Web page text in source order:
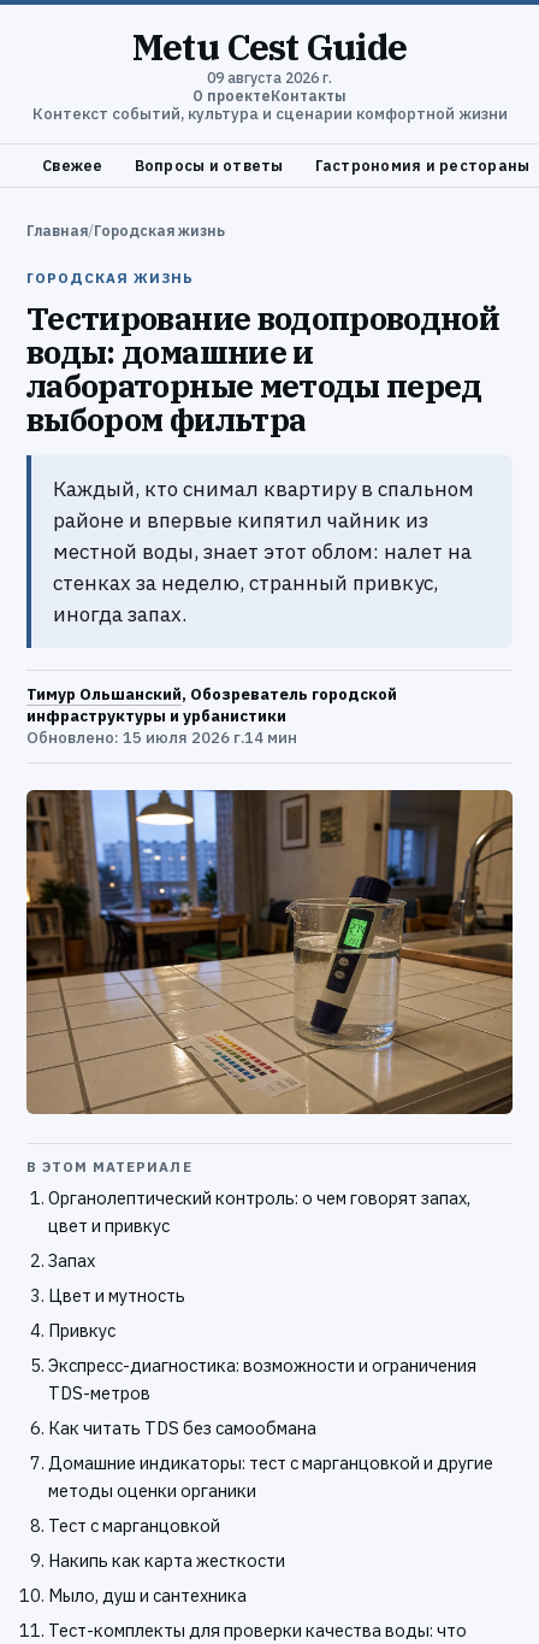
Metu Cest Guide
09 августа 2026 г.
О проектеКонтакты
Контекст событий, культура и сценарии комфортной жизни
Свежее Вопросы и ответы Гастрономия и рестораны
Главная/Городская жизнь
ГОРОДСКАЯ ЖИЗНЬ
Тестирование водопроводной
воды: домашние и
лабораторные методы перед
выбором фильтра
Каждый, кто снимал квартиру в спальном
районе и впервые кипятил чайник из
местной воды, знает этот облом: налет на
стенках за неделю, странный привкус,
иногда запах.
Тимур Ольшанский, Обозреватель городской
инфраструктуры и урбанистики
Обновлено: 15 июля 2026 г.14 мин
В ЭТОМ МАТЕРИАЛЕ
Органолептический контроль: о чем говорят запах,
цвет и привкус
Запах
Цвет и мутность
Привкус
Экспресс-диагностика: возможности и ограничения
TDS-метров
Как читать TDS без самообмана
Домашние индикаторы: тест с марганцовкой и другие
методы оценки органики
Тест с марганцовкой
Накипь как карта жесткости
Мыло, душ и сантехника
Тест-комплекты для проверки качества воды: что